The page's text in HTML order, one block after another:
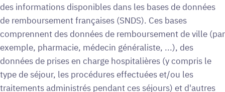
des informations disponibles dans les bases de données
de remboursement françaises (SNDS). Ces bases
comprennent des données de remboursement de ville (par
exemple, pharmacie, médecin généraliste, ...), des
données de prises en charge hospitalières (y compris le
type de séjour, les procédures effectuées et/ou les
traitements administrés pendant ces séjours) et d'autres